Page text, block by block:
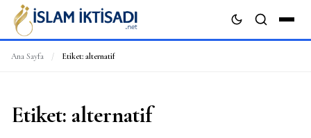
Ana Sayfa / Etiket: alternatif
Etiket: alternatif